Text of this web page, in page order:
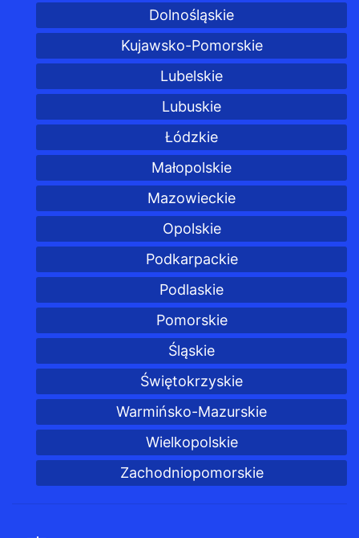
Dolnośląskie
Kujawsko-Pomorskie
Lubelskie
Lubuskie
Łódzkie
Małopolskie
Mazowieckie
Opolskie
Podkarpackie
Podlaskie
Pomorskie
Śląskie
Świętokrzyskie
Warmińsko-Mazurskie
Wielkopolskie
Zachodniopomorskie